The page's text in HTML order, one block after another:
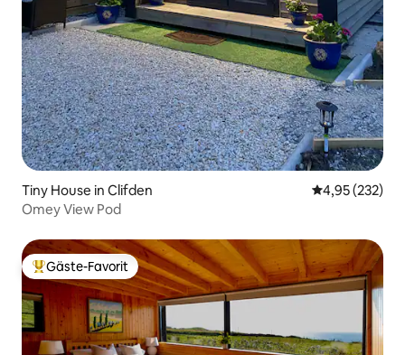
Tiny House in Clifden
4,95 (232)
Omey View Pod
Beliebter Gäste-Favorit.
Gäste-Favorit